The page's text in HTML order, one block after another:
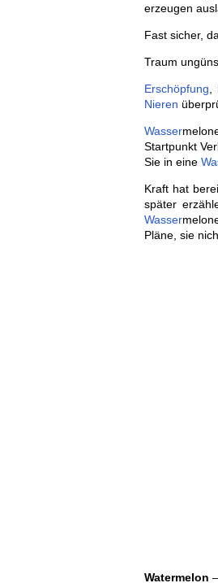
erzeugen
Fast sicher,
Traum
Erschöpfung
Nieren
Wasser
Startpunkt
Sie in eine
Kraft hat
später
Wasser
Pläne, sie
Watermelon